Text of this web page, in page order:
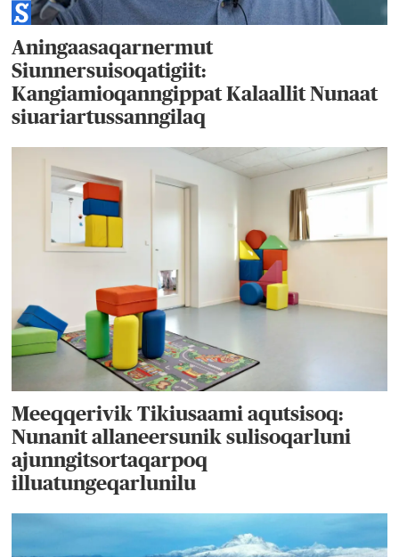
Aningaasaqarnermut
Siunnersuisoqatigiit:
Kangiamioqanngippat Kalaallit Nunaat
siuariartussanngilaq
Meeqqerivik Tikiusaami aqutsisoq:
Nunanit allaneersunik sulisoqarluni
ajunngitsortaqarpoq
illuatungeqarlunilu